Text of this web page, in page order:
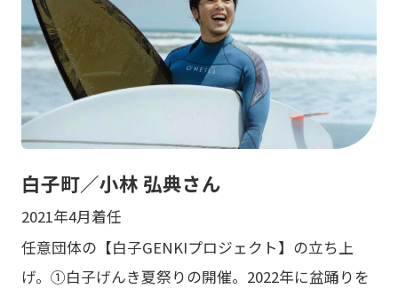
白子町／小林 弘典さん
2021年4月着任
任意団体の【白子GENKIプロジェクト】の立ち上
げ。①白子げんき夏祭りの開催。2022年に盆踊りを